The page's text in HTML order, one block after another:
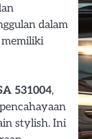
dalam
memiliki
531004,
stylish. Ini